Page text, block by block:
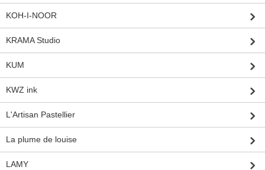
KOH-I-NOOR
KRAMA Studio
KUM
KWZ ink
L'Artisan Pastellier
La plume de louise
LAMY